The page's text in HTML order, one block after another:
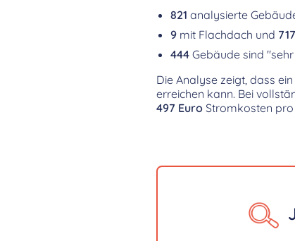
821 analysierte
9 mit Flachdach und 717
444 Gebäude sind
Die Analyse zeigt, dass
erreichen kann. Bei
497 Euro Stromkosten